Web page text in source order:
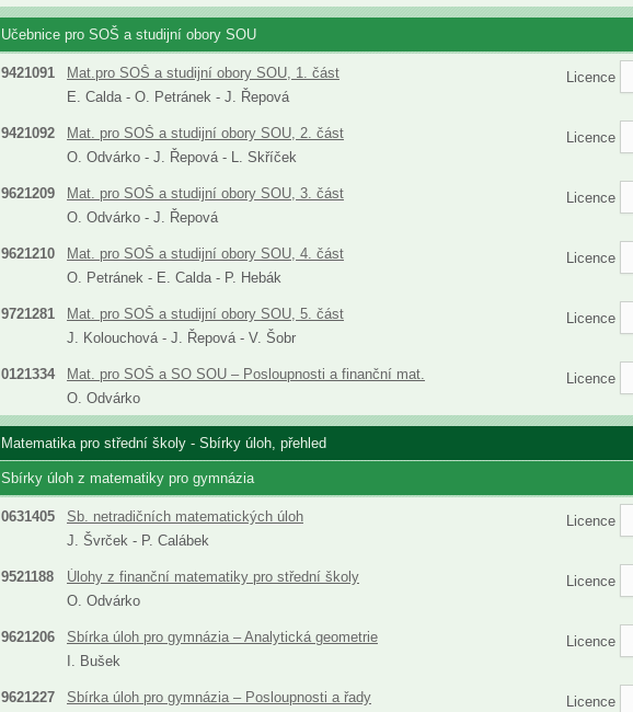
Učebnice pro SOŠ a studijní obory SOU
9421091
Mat.pro SOŠ a studijní obory SOU, 1. část
E. Calda - O. Petránek - J. Řepová
Licence
9421092
Mat. pro SOŠ a studijní obory SOU, 2. část
O. Odvárko - J. Řepová - L. Skříček
Licence
9621209
Mat. pro SOŠ a studijní obory SOU, 3. část
O. Odvárko - J. Řepová
Licence
9621210
Mat. pro SOŠ a studijní obory SOU, 4. část
O. Petránek - E. Calda - P. Hebák
Licence
9721281
Mat. pro SOŠ a studijní obory SOU, 5. část
J. Kolouchová - J. Řepová - V. Šobr
Licence
0121334
Mat. pro SOŠ a SO SOU – Posloupnosti a finanční mat.
O. Odvárko
Licence
Matematika pro střední školy - Sbírky úloh, přehled
Sbírky úloh z matematiky pro gymnázia
0631405
Sb. netradičních matematických úloh
J. Švrček - P. Calábek
Licence
9521188
Úlohy z finanční matematiky pro střední školy
O. Odvárko
Licence
9621206
Sbírka úloh pro gymnázia – Analytická geometrie
I. Bušek
Licence
9621227
Sbírka úloh pro gymnázia – Posloupnosti a řady
Licence